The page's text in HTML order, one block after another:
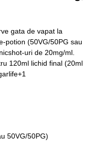
gata de vapat la
potion (50VG/50PG sau
uri de 20mg/ml.
120ml lichid final (20ml
50VG/50PG)